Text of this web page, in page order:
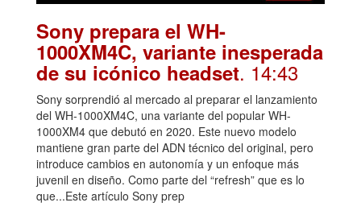
Sony prepara el WH-
1000XM4C, variante inesperada
de su icónico headset. 14:43
Sony sorprendió al mercado al preparar el lanzamiento
del WH-1000XM4C, una variante del popular WH-
1000XM4 que debutó en 2020. Este nuevo modelo
mantiene gran parte del ADN técnico del original, pero
introduce cambios en autonomía y un enfoque más
juvenil en diseño. Como parte del “refresh” que es lo
que...Este artículo Sony prep